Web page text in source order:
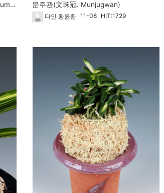
오십령금(五十鈴錦. Osimnyeonggeum). 비의호(羆縞). 문주관(文珠冠. Munjugwan)
다인 황윤환 11-08 HIT:1729